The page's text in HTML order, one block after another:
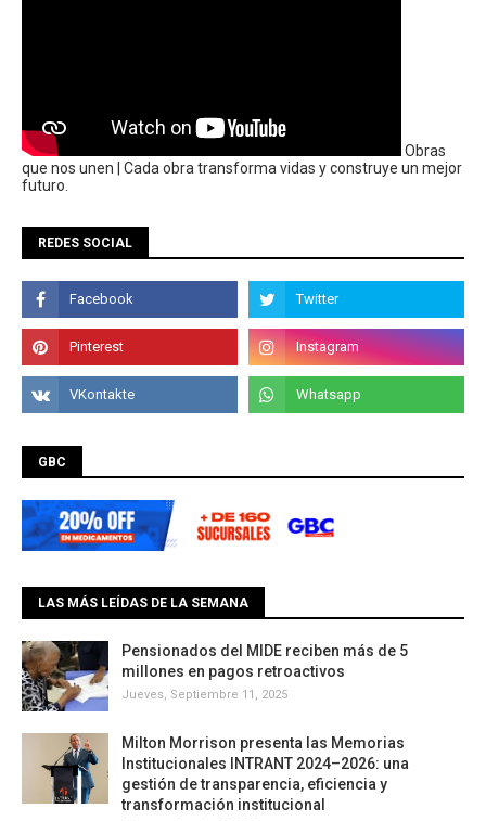
Obras
que nos unen | Cada obra transforma vidas y construye un mejor
futuro.
REDES SOCIAL
GBC
LAS MÁS LEÍDAS DE LA SEMANA
Pensionados del MIDE reciben más de 5
millones en pagos retroactivos
Jueves, Septiembre 11, 2025
Milton Morrison presenta las Memorias
Institucionales INTRANT 2024–2026: una
gestión de transparencia, eficiencia y
transformación institucional